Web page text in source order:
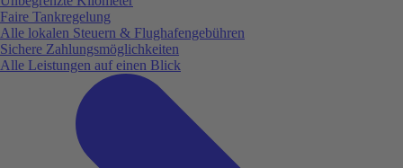
Faire Tankregelung
Alle lokalen Steuern & Flughafengebühren
Sichere Zahlungsmöglichkeiten
Alle Leistungen auf einen Blick